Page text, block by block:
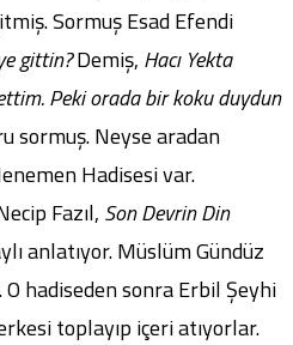
Sormuş Esad Efendi
gittin?Demiş, Hacı Yekta
Peki orada bir koku duydun
sormuş. Neyse aradan
Hadisesi var.
Fazıl, Son Devrin Din
anlatıyor. Müslüm Gündüz
hadiseden sonra Erbil Şeyhi
toplayıp içeri atıyorlar.